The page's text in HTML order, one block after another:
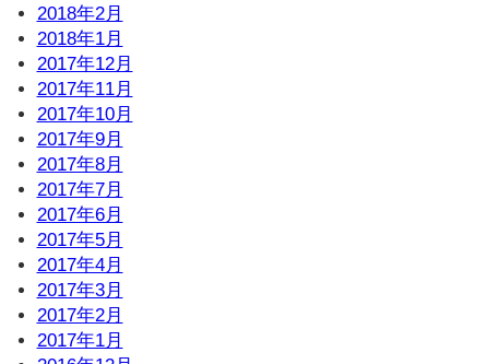
2018年2月
2018年1月
2017年12月
2017年11月
2017年10月
2017年9月
2017年8月
2017年7月
2017年6月
2017年5月
2017年4月
2017年3月
2017年2月
2017年1月